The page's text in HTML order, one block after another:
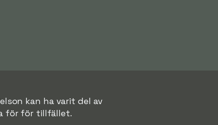
kan ha varit del av
för för tillfället.